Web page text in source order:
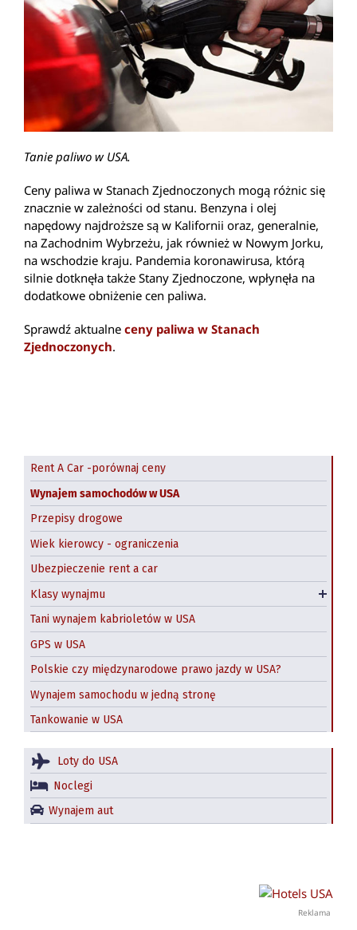
Tanie paliwo w USA.
Ceny paliwa w Stanach Zjednoczonych mogą różnic się
znacznie w zależności od stanu. Benzyna i olej
napędowy najdroższe są w Kalifornii oraz, generalnie,
na Zachodnim Wybrzeżu, jak również w Nowym Jorku,
na wschodzie kraju. Pandemia koronawirusa, którą
silnie dotknęła także Stany Zjednoczone, wpłynęła na
dodatkowe obniżenie cen paliwa.
Sprawdź aktualne ceny paliwa w Stanach
Zjednoczonych.
Rent A Car -porównaj ceny
Wynajem samochodów w USA
Przepisy drogowe
Wiek kierowcy - ograniczenia
Ubezpieczenie rent a car
Klasy wynajmu
SUV w USA
Duży SUV
Wynajem minivanów
Tani wynajem kabrioletów w USA
GPS w USA
Polskie czy międzynarodowe prawo jazdy w USA?
Wynajem samochodu w jedną stronę
Tankowanie w USA
Loty do USA
Noclegi
Wynajem aut
Reklama